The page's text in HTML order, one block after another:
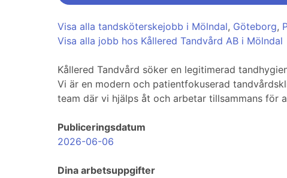
Visa alla tandsköterskejobb i Mölndal, Göteborg,
Visa alla jobb hos Kållered Tandvård AB i Mölndal
Kållered Tandvård söker en legitimerad
Vi är en modern och patientfokuserad
team där vi hjälps åt och arbetar tillsammans för
Publiceringsdatum
2026-06-06
Dina arbetsuppgifter